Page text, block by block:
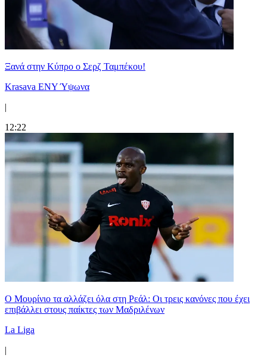
Ξανά στην Κύπρο ο Σερζ Ταμπέκου!
Krasava ENY Ύψωνα
|
12:22
Ο Μουρίνιο τα αλλάζει όλα στη Ρεάλ: Οι τρεις κανόνες που έχει
επιβάλλει στους παίκτες των Μαδριλένων
La Liga
|